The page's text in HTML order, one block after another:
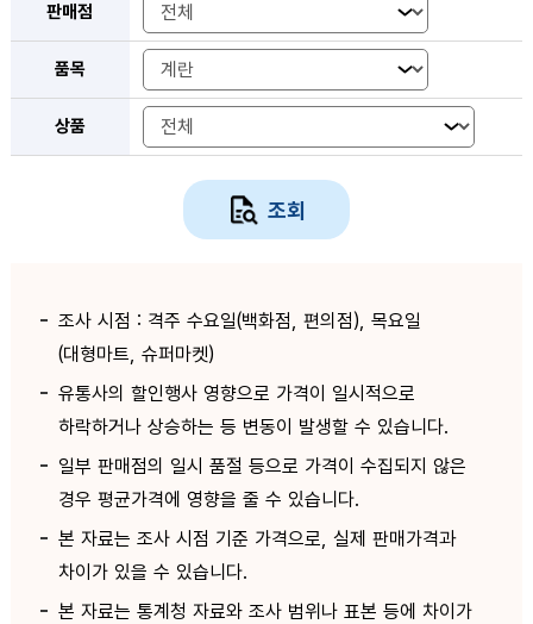
판매점
품목
상품
조회
조사 시점 : 격주 수요일(백화점, 편의점), 목요일
(대형마트, 슈퍼마켓)
유통사의 할인행사 영향으로 가격이 일시적으로
하락하거나 상승하는 등 변동이 발생할 수 있습니다.
일부 판매점의 일시 품절 등으로 가격이 수집되지 않은
경우 평균가격에 영향을 줄 수 있습니다.
본 자료는 조사 시점 기준 가격으로, 실제 판매가격과
차이가 있을 수 있습니다.
본 자료는 통계청 자료와 조사 범위나 표본 등에 차이가